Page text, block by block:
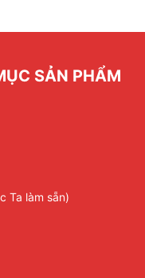
SẢN PHẨM
Ta làm sẵn)